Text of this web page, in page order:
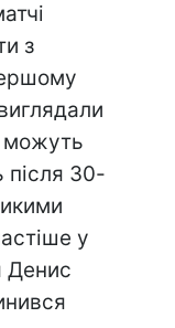
з
можуть
після 30-
у
Денис